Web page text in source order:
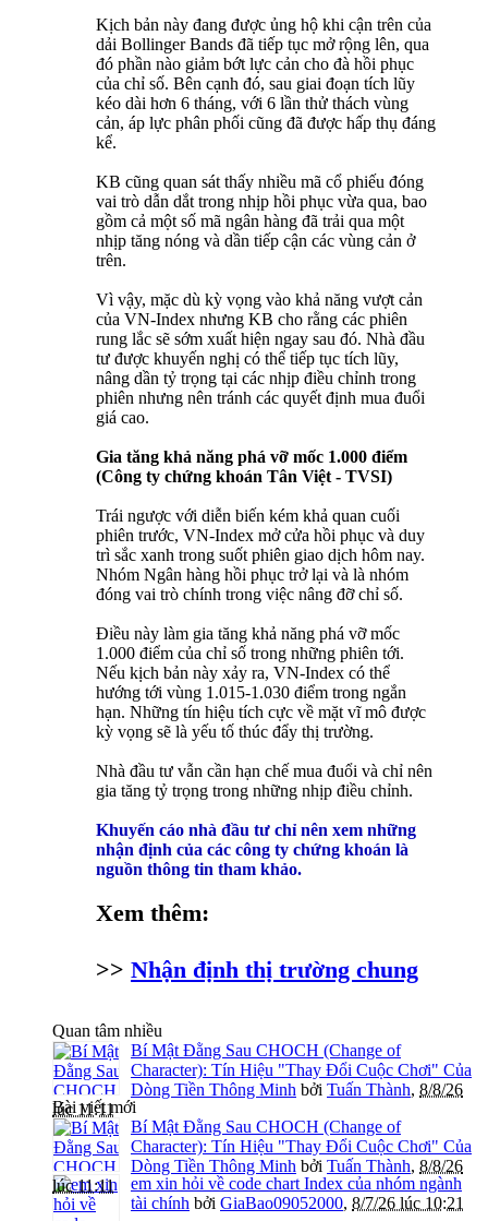
Kịch bản này đang được ủng hộ khi cận trên của
dải Bollinger Bands đã tiếp tục mở rộng lên, qua
đó phần nào giảm bớt lực cản cho đà hồi phục
của chỉ số. Bên cạnh đó, sau giai đoạn tích lũy
kéo dài hơn 6 tháng, với 6 lần thử thách vùng
cản, áp lực phân phối cũng đã được hấp thụ đáng
kể.
KB cũng quan sát thấy nhiều mã cổ phiếu đóng
vai trò dẫn dắt trong nhịp hồi phục vừa qua, bao
gồm cả một số mã ngân hàng đã trải qua một
nhịp tăng nóng và dần tiếp cận các vùng cản ở
trên.
Vì vậy, mặc dù kỳ vọng vào khả năng vượt cản
của VN-Index nhưng KB cho rằng các phiên
rung lắc sẽ sớm xuất hiện ngay sau đó. Nhà đầu
tư được khuyến nghị có thể tiếp tục tích lũy,
nâng dần tỷ trọng tại các nhịp điều chỉnh trong
phiên nhưng nên tránh các quyết định mua đuổi
giá cao.
Gia tăng khả năng phá vỡ mốc 1.000 điểm
(Công ty chứng khoán Tân Việt - TVSI)
Trái ngược với diễn biến kém khả quan cuối
phiên trước, VN-Index mở cửa hồi phục và duy
trì sắc xanh trong suốt phiên giao dịch hôm nay.
Nhóm Ngân hàng hồi phục trở lại và là nhóm
đóng vai trò chính trong việc nâng đỡ chỉ số.
Điều này làm gia tăng khả năng phá vỡ mốc
1.000 điểm của chỉ số trong những phiên tới.
Nếu kịch bản này xảy ra, VN-Index có thể
hướng tới vùng 1.015-1.030 điểm trong ngắn
hạn. Những tín hiệu tích cực về mặt vĩ mô được
kỳ vọng sẽ là yếu tố thúc đẩy thị trường.
Nhà đầu tư vẫn cần hạn chế mua đuổi và chỉ nên
gia tăng tỷ trọng trong những nhịp điều chỉnh.
Khuyến cáo nhà đầu tư chỉ nên xem những
nhận định của các công ty chứng khoán là
nguồn thông tin tham khảo.
Xem thêm:
>> Nhận định thị trường chung
Quan tâm nhiều
Bí Mật Đằng Sau CHOCH (Change of
Character): Tín Hiệu "Thay Đổi Cuộc Chơi" Của
Dòng Tiền Thông Minh bởi Tuấn Thành, 8/8/26
lúc 11:11
Bài viết mới
Bí Mật Đằng Sau CHOCH (Change of
Character): Tín Hiệu "Thay Đổi Cuộc Chơi" Của
Dòng Tiền Thông Minh bởi Tuấn Thành, 8/8/26
lúc 11:11
em xin hỏi về code chart Index của nhóm ngành
tài chính bởi GiaBao09052000, 8/7/26 lúc 10:21